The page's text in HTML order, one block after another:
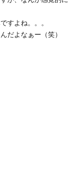
すよね。。。
だよなぁー（笑）